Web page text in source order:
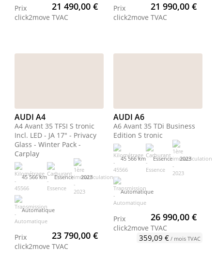
Prix
click2move
21 490,00 €
TVAC
Prix
click2move
21 990,00 €
TVAC
AUDI A4
A4 Avant 35 TFSI S tronic
Incl. LED - JA 17" - Privacy
Glass - Winter Pack -
Carplay
45 566 km Essence 2023
Automatique
Prix
click2move
23 790,00 €
TVAC
AUDI A6
A6 Avant 35 TDi Business
Edition S tronic
45 566 km Essence 2023
Automatique
Prix
click2move
26 990,00 €
TVAC
359,09 €/ mois TVAC